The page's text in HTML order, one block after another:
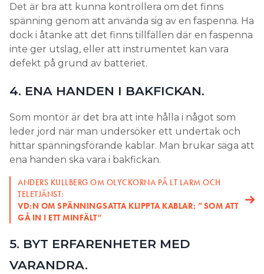
Det är bra att kunna kontrollera om det finns
spänning genom att använda sig av en faspenna. Ha
dock i åtanke att det finns tillfällen där en faspenna
inte ger utslag, eller att instrumentet kan vara
defekt på grund av batteriet.
4. ENA HANDEN I BAKFICKAN.
Som montör är det bra att inte hålla i något som
leder jord när man undersöker ett undertak och
hittar spänningsförande kablar. Man brukar säga att
ena handen ska vara i bakfickan.
ANDERS KULLBERG OM OLYCKORNA PÅ LT LARM OCH
TELETJÄNST:
VD:N OM SPÄNNINGSATTA KLIPPTA KABLAR: ”SOM ATT
GÅ IN I ETT MINFÄLT”
5. BYT ERFARENHETER MED
VARANDRA.